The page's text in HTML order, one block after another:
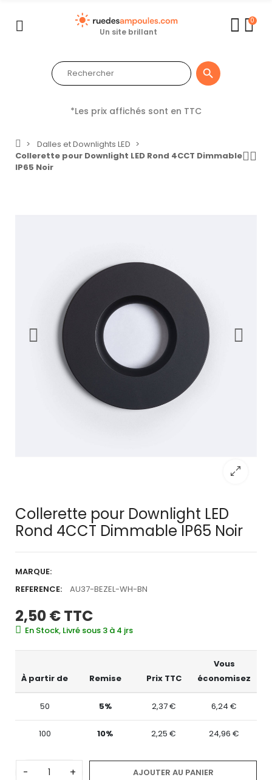
Un site brillant
0

*Les prix affichés sont en TTC
Dalles et Downlights LED
Collerette pour Downlight LED Rond 4CCT Dimmable
IP65 Noir
Collerette pour Downlight LED
Rond 4CCT Dimmable IP65 Noir
MARQUE:
REFERENCE:
AU37-BEZEL-WH-BN
2,50 €TTC
En Stock, Livré sous 3 à 4 jrs
À partir de Remise Prix TTC
Vous
économisez
50 5% 2,37 € 6,24 €
100 10% 2,25 € 24,96 €
- + AJOUTER AU PANIER